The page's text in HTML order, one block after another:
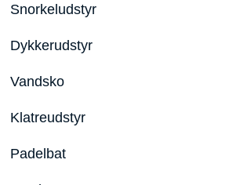
Snorkeludstyr
Dykkerudstyr
Vandsko
Klatreudstyr
Padelbat